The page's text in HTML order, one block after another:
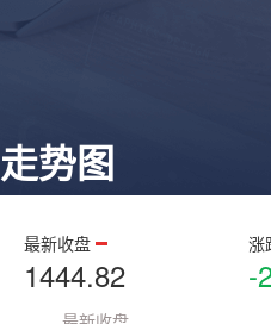
走势图
最新收盘
1444.82
涨
-